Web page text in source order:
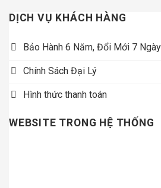
DỊCH VỤ KHÁCH HÀNG
Bảo Hành 6 Năm, Đổi Mới 7 Ngày
Chính Sách Đại Lý
Hình thức thanh toán
WEBSITE TRONG HỆ THỐNG